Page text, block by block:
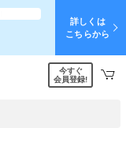
詳しくは
こちらから
今すぐ
会員登録!